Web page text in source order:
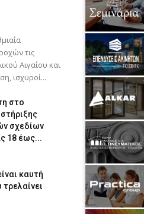
τις
Αιγαίου και
ισχυροί...
στο
σχεδίων
18 έως...
καυτή